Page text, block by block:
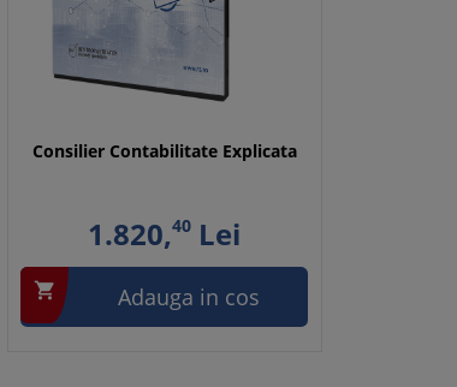
Consilier Contabilitate Explicata
1.820,40 Lei
 Adauga in cos